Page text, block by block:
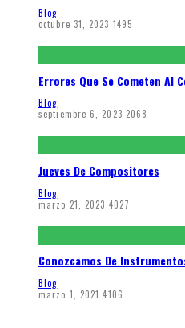
Blog
octubre 31, 2023 1495
Errores Que Se Cometen Al
Blog
septiembre 6, 2023 2068
Jueves De Compositores
Blog
marzo 21, 2023 4027
Conozcamos De
Blog
marzo 1, 2021 4106